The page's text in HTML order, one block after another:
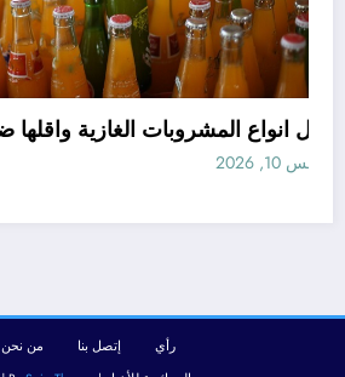
افضل انواع المشروبات الغازية واقلها ضررا
أغسطس 10, 2026
رأي إتصل بنا
من نحن